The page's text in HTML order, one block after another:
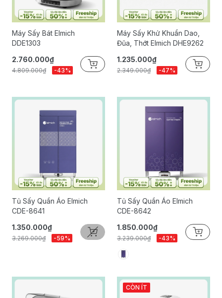
Máy Sấy Bát Elmich
DDE1303
2.760.000₫
4.809.000₫ -43%
Máy Sấy Khử Khuẩn Dao,
Đũa, Thớt Elmich DHE9262
1.235.000₫
2.349.000₫ -47%
Tủ Sấy Quần Áo Elmich
CDE-8641
1.350.000₫
3.269.000₫ -59%
Tủ Sấy Quần Áo Elmich
CDE-8642
1.850.000₫
3.239.000₫ -43%
CÒN ÍT